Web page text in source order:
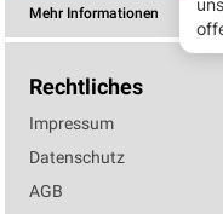
Mehr Informationen
Rechtliches
Impressum
Datenschutz
AGB